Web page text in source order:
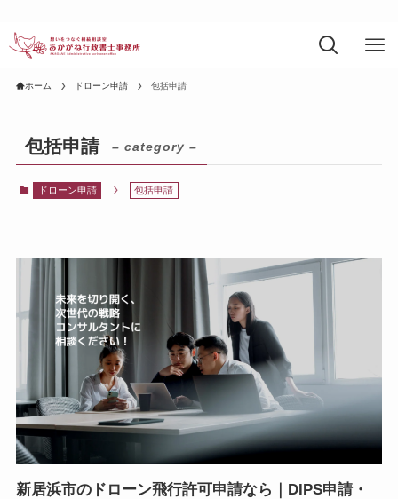
ホーム ドローン申請 包括申請
包括申請 – category –
ドローン申請 包括申請
新居浜市のドローン飛行許可申請なら｜DIPS申請・